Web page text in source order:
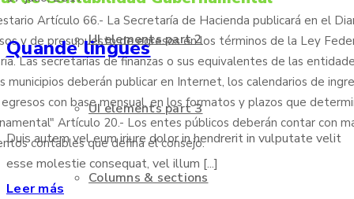
UI elements part 2
UI elements part 3
Columns & sections
Artículo 66.- La Secretaría de Hacienda publicará en el
y de presupuesto de egresos en los términos de la Ley
Las secretarías de finanzas o sus equivalentes de las
deberán publicar en Internet, los calendarios de
con base mensual, en los formatos y plazos que
Artículo 20.- Los entes públicos deberán contar con
contables que defina el consejo.
Quande lingues
Duis autem vel eum iriure dolor in hendrerit in vulputate velit
esse molestie consequat, vel illum [...]
Leer más